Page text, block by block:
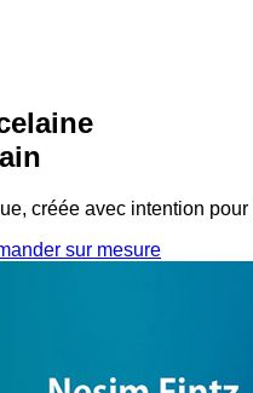
créée avec intention
sur mesure